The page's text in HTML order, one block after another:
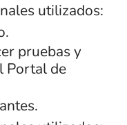
utilizados:
pruebas y
Portal de